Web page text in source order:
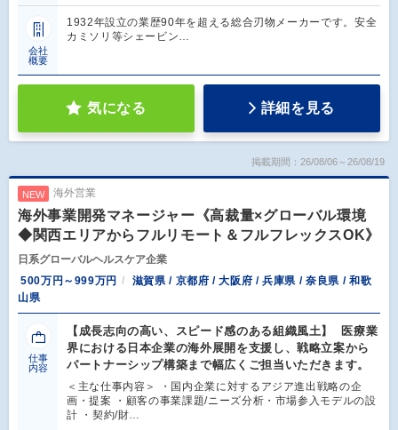
会社
概要
1932年設立の業歴90年を超える総合刃物メーカーです。安全
カミソリ等シェービン…
気になる 詳細を見る
掲載期間：26/08/06～26/08/19
NEW 海外営業
海外事業開発マネージャー《高裁量×グローバル環境
◆関西エリアからフルリモート＆フルフレックスOK》
日系グローバルヘルスケア企業
500万円～999万円
滋賀県 / 京都府 / 大阪府 / 兵庫県 / 奈良県 / 和歌
山県
仕事
内容
【成長志向の高い、スピード感のある組織風土】 医療業
界における日本企業の海外展開を支援し、戦略立案から
パートナーシップ構築まで幅広くご担当いただきます。
＜主な仕事内容＞ ・国内企業に対するアジア進出戦略の企
画・提案 ・顧客の事業課題/ニーズ分析・市場参入モデルの設
計 ・契約/財…